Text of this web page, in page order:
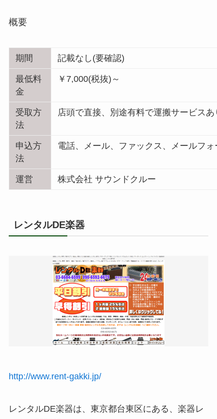
概要
期間 記載なし(要確認)
最低料
金
￥7,000(税抜)～
受取方
法
店頭で直接、別途有料で運搬サービスあ
申込方
法
電話、メール、ファックス、メールフォ
運営 株式会社 サウンドクルー
レンタルDE楽器
http://www.rent-gakki.jp/
レンタルDE楽器は、東京都台東区にある、楽器レ